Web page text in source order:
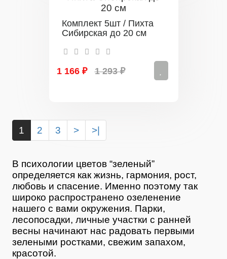
Комплект 5шт / Пихта
Сибирская до 20 см
1 166 ₽ 1 293 ₽
1 2 3 > >|
В психологии цветов “зеленый”
определяется как жизнь, гармония, рост,
любовь и спасение. Именно поэтому так
широко распространено озеленение
нашего с вами окружения. Парки,
лесопосадки, личные участки с ранней
весны начинают нас радовать первыми
зелеными ростками, свежим запахом,
красотой.